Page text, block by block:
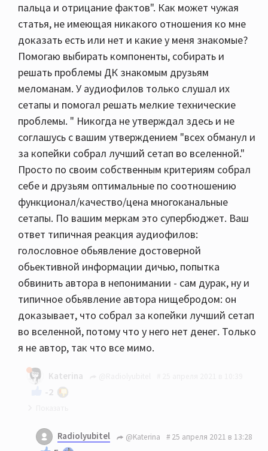
пальца и отрицание фактов". Как может чужая
статья, не имеющая никакого отношения ко мне
доказать есть или нет и какие у меня знакомые?
Помогаю выбирать компоненты, собирать и
решать проблемы ДК знакомым друзьям
меломанам. У аудиофилов только слушал их
сетапы и помогал решать мелкие технические
проблемы. " Никогда не утверждал здесь и не
соглашусь с вашим утверждением "всех обманул и
за копейки собрал лучший сетап во вселенной."
Просто по своим собственным критериям собрал
себе и друзьям оптимальные по соотношению
функционал/качество/цена многоканальные
сетапы. По вашим меркам это супербюджет. Ваш
ответ типичная реакция аудиофилов:
голословное обьявление достоверной
обьективной информации дичью, попытка
обвинить автора в непонимании - сам дурак, ну и
типичное обьявление автора нищебродом: он
доказывает, что собрал за копейки лучший сетап
во вселенной, потому что у него нет денег. Только
я не автор, так что все мимо.
Katerina
-2
В данном конкретном случае от меня никаких
объяснений не требуется.
Radiolyubitel @Katerina 25 апреля 2021 в 13:28